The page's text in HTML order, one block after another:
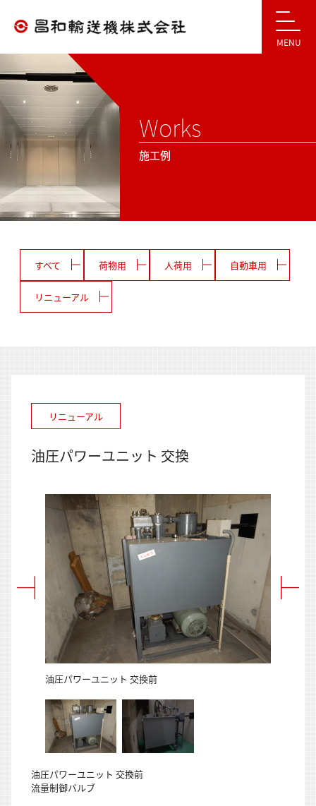
MENU
Works
施工例
すべて 荷物用 人荷用 自動車用
リニューアル
リニューアル
油圧パワーユニット 交換
油圧パワーユニット 交換前
油圧パワーユニット 交換前
流量制御バルブ